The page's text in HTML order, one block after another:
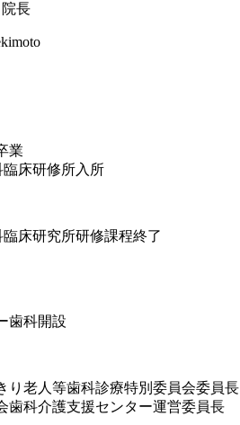
長
業
床研修所入所
床研究所研修課程終了
歯科開設
り老人等歯科診療特別委員会委員長
歯科介護支援センター運営委員長